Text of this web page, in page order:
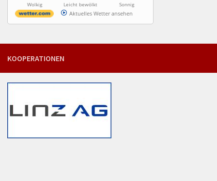
Wolkig
Leicht bewölkt
Sonnig
Aktuelles Wetter ansehen
KOOPERATIONEN